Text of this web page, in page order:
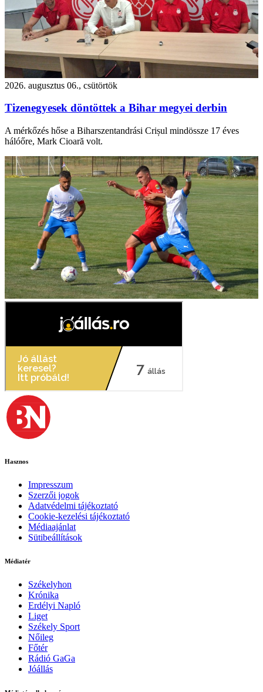
2026. augusztus 06., csütörtök
Tizenegyesek döntöttek a Bihar megyei derbin
A mérkőzés hőse a Biharszentandrási Crișul mindössze 17 éves
hálóőre, Mark Cioară volt.
Hasznos
Impresszum
Szerzői jogok
Adatvédelmi tájékoztató
Cookie-kezelési tájékoztató
Médiaajánlat
Sütibeállítások
Médiatér
Székelyhon
Krónika
Erdélyi Napló
Liget
Székely Sport
Nőileg
Főtér
Rádió GaGa
Jóállás